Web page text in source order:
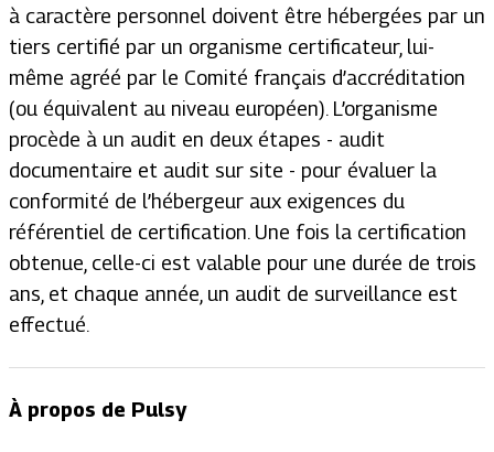
à caractère personnel doivent être hébergées par un
tiers certifié par un organisme certificateur, lui-
même agréé par le Comité français d’accréditation
(ou équivalent au niveau européen). L’organisme
procède à un audit en deux étapes - audit
documentaire et audit sur site - pour évaluer la
conformité de l’hébergeur aux exigences du
référentiel de certification. Une fois la certification
obtenue, celle-ci est valable pour une durée de trois
ans, et chaque année, un audit de surveillance est
effectué.
À propos de Pulsy